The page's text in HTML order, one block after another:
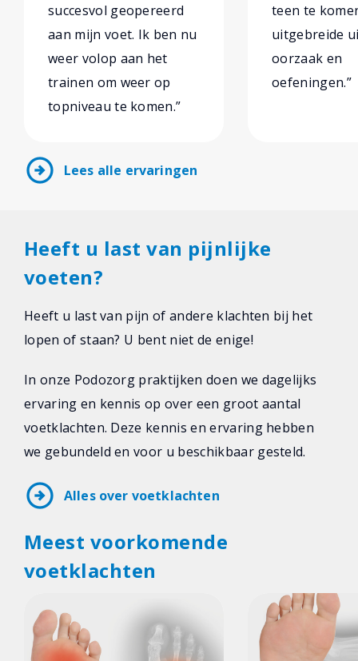
succesvol geopereerd
aan mijn voet. Ik ben nu
weer volop aan het
trainen om weer op
topniveau te komen.”
teen te
uitgebreide
oorzaak en
oefeningen.”
arrow_circle_right Lees alle ervaringen
Heeft u last van pijnlijke
voeten?
Heeft u last van pijn of andere klachten bij het
lopen of staan? U bent niet de enige!
In onze Podozorg praktijken doen we dagelijks
ervaring en kennis op over een groot aantal
voetklachten. Deze kennis en ervaring hebben
we gebundeld en voor u beschikbaar gesteld.
arrow_circle_right Alles over voetklachten
Meest voorkomende
voetklachten